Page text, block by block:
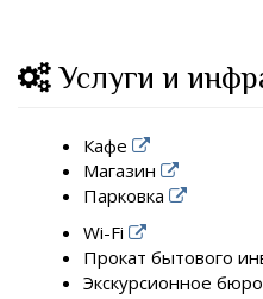
Услуги и
Кафе
Магазин
Парковка
Wi-Fi
Прокат бытового
Экскурсионное бюро